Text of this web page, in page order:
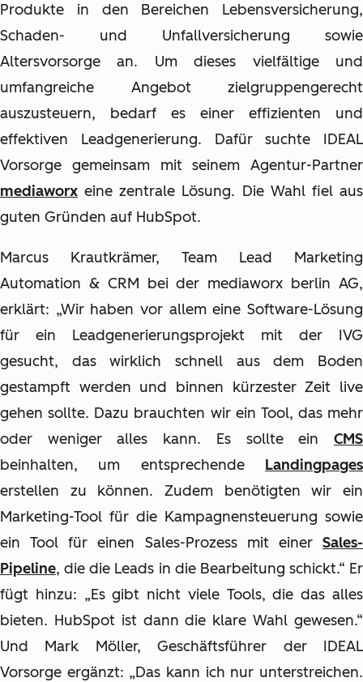
Produkte in den Bereichen Lebensversicherung,
Schaden- und Unfallversicherung sowie
Altersvorsorge an. Um dieses vielfältige und
umfangreiche Angebot zielgruppengerecht
auszusteuern, bedarf es einer effizienten und
effektiven Leadgenerierung. Dafür suchte IDEAL
Vorsorge gemeinsam mit seinem Agentur-Partner
mediaworx eine zentrale Lösung. Die Wahl fiel aus
guten Gründen auf HubSpot.
Marcus Krautkrämer, Team Lead Marketing
Automation & CRM bei der mediaworx berlin AG,
erklärt: „Wir haben vor allem eine Software-Lösung
für ein Leadgenerierungsprojekt mit der IVG
gesucht, das wirklich schnell aus dem Boden
gestampft werden und binnen kürzester Zeit live
gehen sollte. Dazu brauchten wir ein Tool, das mehr
oder weniger alles kann. Es sollte ein CMS
beinhalten, um entsprechende Landingpages
erstellen zu können. Zudem benötigten wir ein
Marketing-Tool für die Kampagnensteuerung sowie
ein Tool für einen Sales-Prozess mit einer Sales-
Pipeline, die die Leads in die Bearbeitung schickt.“ Er
fügt hinzu: „Es gibt nicht viele Tools, die das alles
bieten. HubSpot ist dann die klare Wahl gewesen.“
Und Mark Möller, Geschäftsführer der IDEAL
Vorsorge ergänzt: „Das kann ich nur unterstreichen.